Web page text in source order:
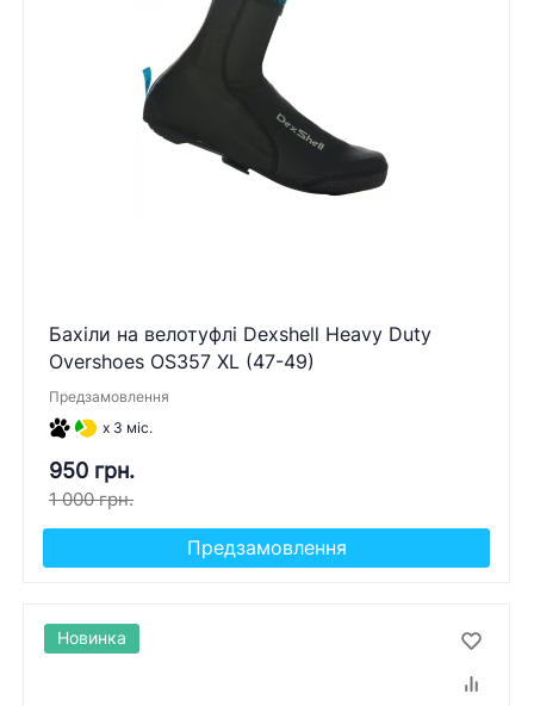
Бахіли на велотуфлі Dexshell Heavy Duty
Overshoes OS357 XL (47-49)
Предзамовлення
x 3 міс.
950 грн.
1 000 грн.
Предзамовлення
Новинка